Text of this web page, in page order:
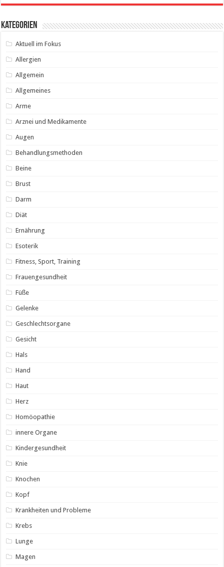
Kategorien
Aktuell im Fokus
Allergien
Allgemein
Allgemeines
Arme
Arznei und Medikamente
Augen
Behandlungsmethoden
Beine
Brust
Darm
Diät
Ernährung
Esoterik
Fitness, Sport, Training
Frauengesundheit
Füße
Gelenke
Geschlechtsorgane
Gesicht
Hals
Hand
Haut
Herz
Homöopathie
innere Organe
Kindergesundheit
Knie
Knochen
Kopf
Krankheiten und Probleme
Krebs
Lunge
Magen